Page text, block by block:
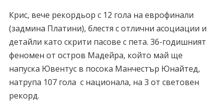
Крис, вече рекордьор с 12 гола на еврофинали
(задмина Платини), блестя с отлични асоциации и
детайли като скрити пасове с пета. 36-годишният
феномен от остров Мадейра, който май ще
напуска Ювентус в посока Манчестър Юнайтед,
натрупа 107 гола с национала, на 3 от световен
рекорд.